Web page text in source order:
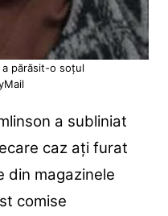
a părăsit-o soțul
a subliniat
caz ați furat
din magazinele
comise